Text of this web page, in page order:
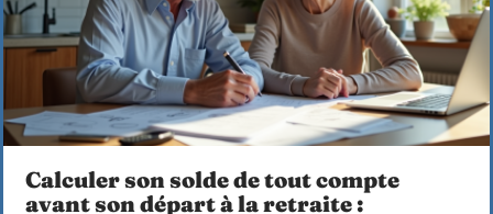
Calculer son solde de tout compte
avant son départ à la retraite :